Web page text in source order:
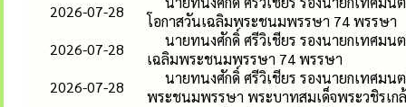
2026-07-28
โอกาสวันเฉลิมพระชนมพรรษา 74 พรรษา
2026-07-28
นายทนงศักดิ์ ศรีวิเชียร รองนายกเทศมน
เฉลิมพระชนมพรรษา 74 พรรษา
2026-07-28
นายทนงศักดิ์ ศรีวิเชียร รองนายกเทศม
พระชนมพรรษา พระบาทสมเด็จพระวชิรเก